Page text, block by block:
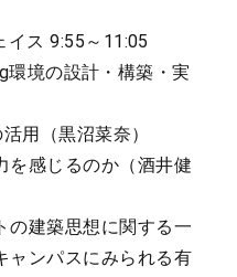
イス 9:55～11:05
環境の設計・構築・実
用（黒沼菜奈）
を感じるのか（酒井健
の建築思想に関する一
ャンパスにみられる有